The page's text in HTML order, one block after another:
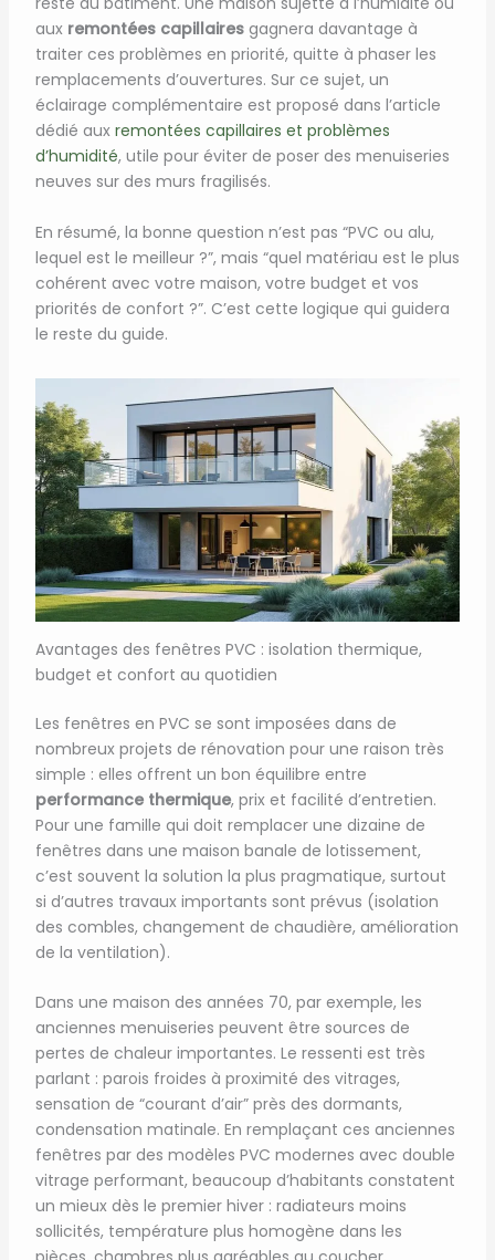
aux remontées capillairesgagnera davantage à
traiter ces problèmes en priorité, quitte à phaser les
remplacements d’ouvertures. Sur ce sujet, un
éclairage complémentaire est proposé dans l’article
dédié aux remontées capillaires et problèmes
d’humidité, utile pour éviter de poser des menuiseries
neuves sur des murs fragilisés.
En résumé, la bonne question n’est pas “PVC ou alu,
lequel est le meilleur ?”, mais “quel matériau est le plus
cohérent avec votre maison, votre budget et vos
priorités de confort ?”. C’est cette logique qui guidera
le reste du guide.
Avantages des fenêtres PVC : isolation thermique,
budget et confort au quotidien
Les fenêtres en PVC se sont imposées dans de
nombreux projets de rénovation pour une raison très
simple : elles offrent un bon équilibre entre
performance thermique, prix et facilité d’entretien.
Pour une famille qui doit remplacer une dizaine de
fenêtres dans une maison banale de lotissement,
c’est souvent la solution la plus pragmatique, surtout
si d’autres travaux importants sont prévus (isolation
des combles, changement de chaudière, amélioration
de la ventilation).
Dans une maison des années 70, par exemple, les
anciennes menuiseries peuvent être sources de
pertes de chaleur importantes. Le ressenti est très
parlant : parois froides à proximité des vitrages,
sensation de “courant d’air” près des dormants,
condensation matinale. En remplaçant ces anciennes
fenêtres par des modèles PVC modernes avec double
vitrage performant, beaucoup d’habitants constatent
un mieux dès le premier hiver : radiateurs moins
sollicités, température plus homogène dans les